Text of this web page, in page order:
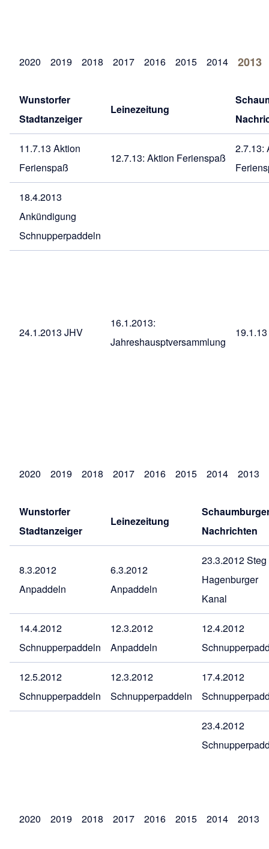
2020 2019 2018 2017 2016 2015 2014 2013
Wunstorfer
Stadtanzeiger
Leinezeitung
11.7.13 Aktion
Ferienspaß
12.7.13: Aktion Ferienspaß
2.7.13:
18.4.2013
Ankündigung
Schnupperpaddeln
24.1.2013 JHV
16.1.2013:
Jahreshausptversammlung
2020 2019 2018 2017 2016 2015 2014 2013
Wunstorfer
Stadtanzeiger
Leinezeitung
Nachrichten
8.3.2012
Anpaddeln
6.3.2012
Anpaddeln
23.3.2012 Steg
Hagenburger
Kanal
14.4.2012
Schnupperpaddeln
12.3.2012
Anpaddeln
12.4.2012
12.5.2012
Schnupperpaddeln
12.3.2012
Schnupperpaddeln
17.4.2012
23.4.2012
2020 2019 2018 2017 2016 2015 2014 2013